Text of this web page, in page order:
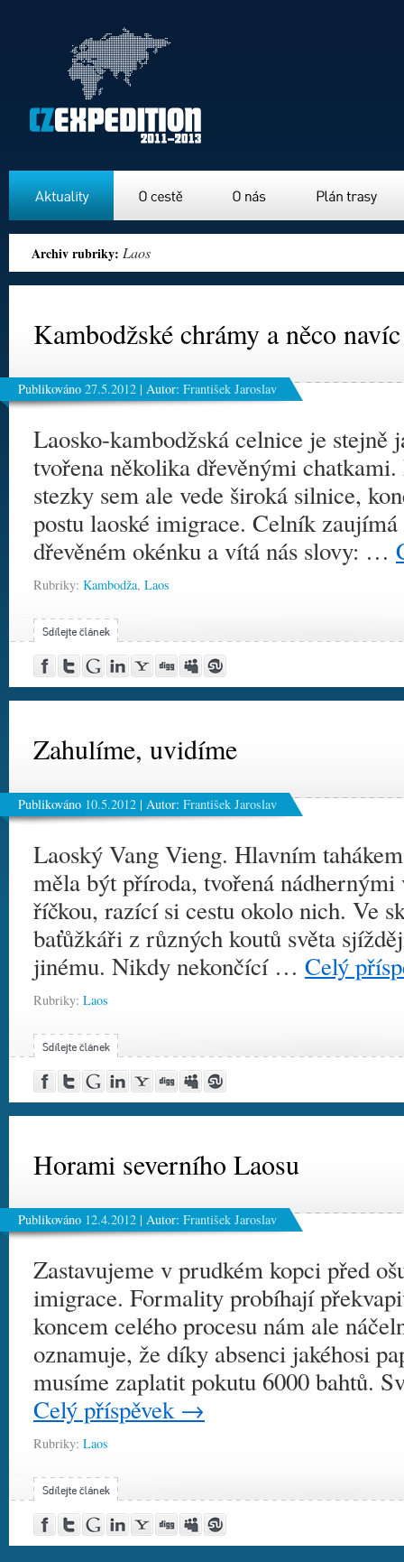
Archiv rubriky: Laos
Kambodžské chrámy a něco navíc
Publikováno 27.5.2012 | Autor: František Jaroslav
Laosko-kambodžská celnice je stejně
tvořena několika dřevěnými
stezky sem ale vede široká silnice,
postu laoské imigrace. Celník
dřevěném okénku a vítá nás slovy: …
Rubriky: Kambodža, Laos
PostShareGoogleShareYahoo!
DiggMySpace
Stumble
Zahulíme, uvidíme
Publikováno 10.5.2012 | Autor: František Jaroslav
Laoský Vang Vieng. Hlavním
měla být příroda, tvořená
říčkou, razící si cestu okolo nich. Ve
baťůžkáři z různých koutů světa
jinému. Nikdy nekončící … Celý
Rubriky: Laos
PostShareGoogleShareYahoo!
DiggMySpace
Stumble
Horami severního Laosu
Publikováno 12.4.2012 | Autor: František Jaroslav
Zastavujeme v prudkém kopci před
imigrace. Formality probíhají
koncem celého procesu nám ale
oznamuje, že díky absenci jakéhosi
musíme zaplatit pokutu 6000 bahtů.
Celý příspěvek →
Rubriky: Laos
PostShareGoogleShareYahoo!
DiggMySpace
Stumble